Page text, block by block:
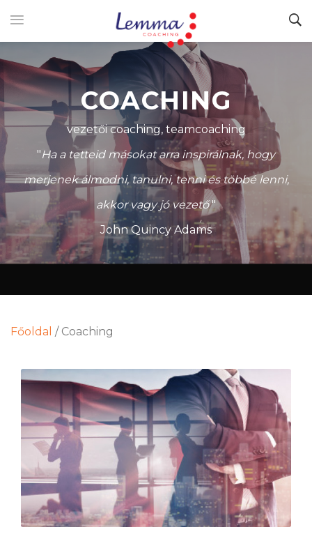
COACHING
vezetői coaching, teamcoaching
"Ha a tetteid másokat arra inspirálnak, hogy
merjenek álmodni, tanulni, tenni és többé lenni,
akkor vagy jó vezető"
John Quincy Adams
Főoldal / Coaching